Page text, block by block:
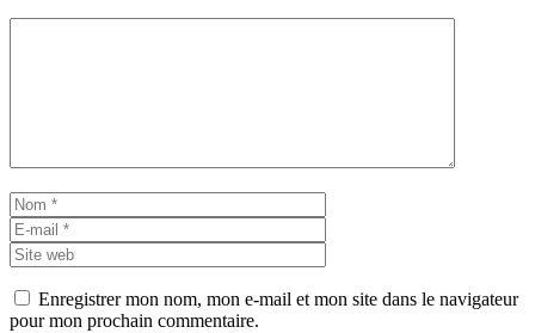
Nom
mail
web
Enregistrer mon nom, mon e-mail et mon site dans le navigateur
pour mon prochain commentaire.